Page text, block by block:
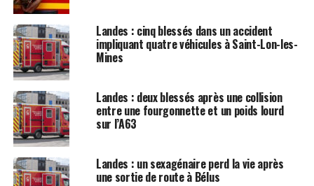
Landes : cinq blessés dans un accident
impliquant quatre véhicules à Saint-Lon-les-
Mines
Landes : deux blessés après une collision
entre une fourgonnette et un poids lourd
sur l’A63
Landes : un sexagénaire perd la vie après
une sortie de route à Bélus